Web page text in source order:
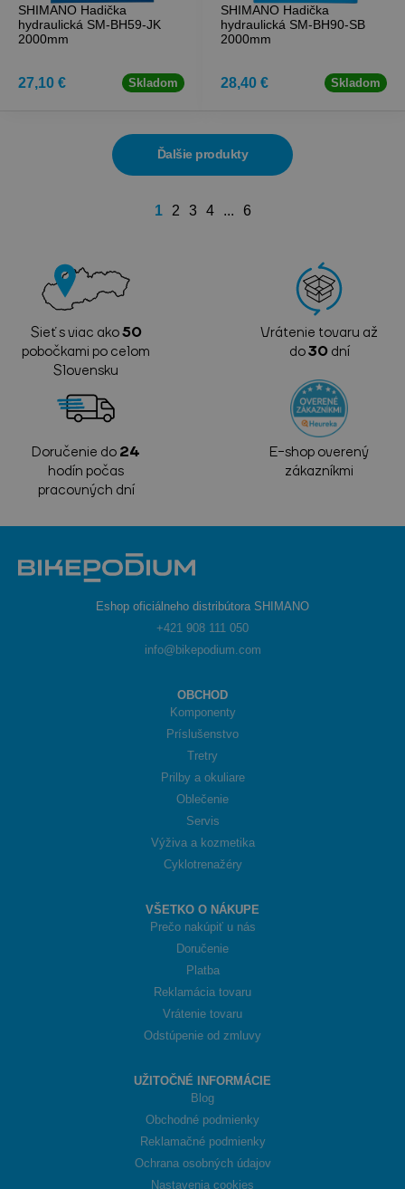
SHIMANO Hadička
hydraulická SM-BH59-JK
2000mm
27,10 € Skladom
SHIMANO Hadička
hydraulická SM-BH90-SB
2000mm
28,40 € Skladom
Ďalšie produkty
1 2 3 4 ... 6
Sieť s viac ako50
pobočkami po celom
Slovensku
Vrátenie tovaru až
do30dní
Doručenie do24
hodín počas
pracovných dní
E-shop overený
zákazníkmi
Eshop oficiálneho distribútora SHIMANO
+421 908 111 050
info@bikepodium.com
OBCHOD
Komponenty
Príslušenstvo
Tretry
Prilby a okuliare
Oblečenie
Servis
Výživa a kozmetika
Cyklotrenažéry
VŠETKO O NÁKUPE
Prečo nakúpiť u nás
Doručenie
Platba
Reklamácia tovaru
Vrátenie tovaru
Odstúpenie od zmluvy
UŽITOČNÉ INFORMÁCIE
Blog
Obchodné podmienky
Reklamačné podmienky
Ochrana osobných údajov
Nastavenia cookies